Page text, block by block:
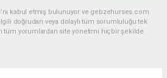
kabul etmiş bulunuyor ve gebzehurses.com
doğrudan veya dolaylı tüm sorumluluğu tek
tüm yorumlardan site yönetimi hiçbir şekilde